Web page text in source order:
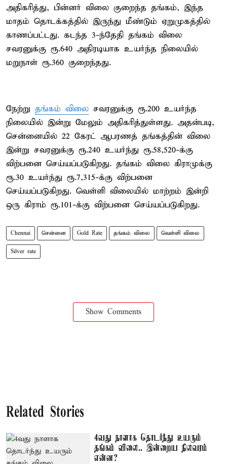
அதிகரித்து, பின்னர் விலை குறைந்த தங்கம், இந்த
மாதம் தொடக்கத்தில் இருந்து மீண்டும் ஏறுமுகத்தில்
காணப்பட்டது. கடந்த 3-ந்தேதி தங்கம் விலை
சவரனுக்கு ரூ.640 அதிரடியாக உயர்ந்த நிலையில்
மறுநாள் ரூ.360 குறைந்தது.
நேற்று தங்கம் விலை சவரனுக்கு ரூ.200 உயர்ந்த
நிலையில் இன்று மேலும் அதிகரித்துள்ளது. அதன்படி,
சென்னையில் 22 கேரட் ஆபரணத் தங்கத்தின் விலை
இன்று சவரனுக்கு ரூ.240 உயர்ந்து ரூ.58,520-க்கு
விற்பனை செய்யப்படுகிறது. தங்கம் விலை கிராமுக்கு
ரூ.30 உயர்ந்து ரூ.7,315-க்கு விற்பனை
செய்யப்படுகிறது. வெள்ளி விலையில் மாற்றம் இன்றி
ஒரு கிராம் ரூ.101-க்கு விற்பனை செய்யப்படுகிறது.
Chennai சென்னை Gold Rate தங்கம் விலை வெள்ளி விலை
Silver rate
Show Comments
Related Stories
4வது நாளாக தொடர்ந்து உயரும்
தங்கம் விலை.. இன்றைய நிலவரம்
என்ன?